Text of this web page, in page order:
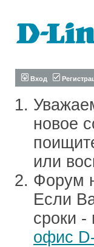
Вход
новое
или
Форум
Если
сроки
офис